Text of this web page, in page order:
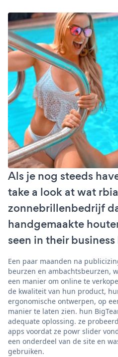
Als je nog steeds
take a look at wat
zonnebrillenbedrijf
handgemaakte
seen in their
Een paar maanden na
beurzen en ambachtsbeurzen,
een manier om online te
de kwaliteit van hun product,
ergonomische ontwerpen, op
manier te laten zien. hun
adequate oplossing. ze
apps voordat ze powr slider
een onderdeel van de site en
gebruiken.